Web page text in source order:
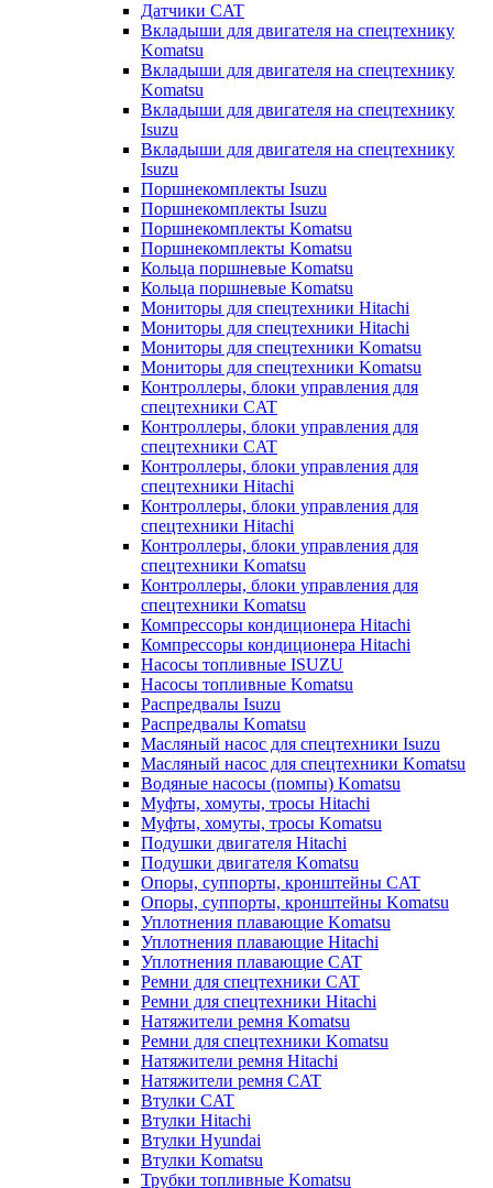
Датчики CAT
Вкладыши для двигателя на спецтехнику
Komatsu
Вкладыши для двигателя на спецтехнику
Komatsu
Вкладыши для двигателя на спецтехнику
Isuzu
Вкладыши для двигателя на спецтехнику
Isuzu
Поршнекомплекты Isuzu
Поршнекомплекты Isuzu
Поршнекомплекты Komatsu
Поршнекомплекты Komatsu
Кольца поршневые Komatsu
Кольца поршневые Komatsu
Мониторы для спецтехники Hitachi
Мониторы для спецтехники Hitachi
Мониторы для спецтехники Komatsu
Мониторы для спецтехники Komatsu
Контроллеры, блоки управления для
спецтехники CAT
Контроллеры, блоки управления для
спецтехники CAT
Контроллеры, блоки управления для
спецтехники Hitachi
Контроллеры, блоки управления для
спецтехники Hitachi
Контроллеры, блоки управления для
спецтехники Komatsu
Контроллеры, блоки управления для
спецтехники Komatsu
Компрессоры кондиционера Hitachi
Компрессоры кондиционера Hitachi
Насосы топливные ISUZU
Насосы топливные Komatsu
Распредвалы Isuzu
Распредвалы Komatsu
Масляный насос для спецтехники Isuzu
Масляный насос для спецтехники Komatsu
Водяные насосы (помпы) Komatsu
Муфты, хомуты, тросы Hitachi
Муфты, хомуты, тросы Komatsu
Подушки двигателя Hitachi
Подушки двигателя Komatsu
Опоры, суппорты, кронштейны CAT
Опоры, суппорты, кронштейны Komatsu
Уплотнения плавающие Komatsu
Уплотнения плавающие Hitachi
Уплотнения плавающие CAT
Ремни для спецтехники CAT
Ремни для спецтехники Hitachi
Натяжители ремня Komatsu
Ремни для спецтехники Komatsu
Натяжители ремня Hitachi
Натяжители ремня CAT
Втулки CAT
Втулки Hitachi
Втулки Hyundai
Втулки Komatsu
Трубки топливные Komatsu